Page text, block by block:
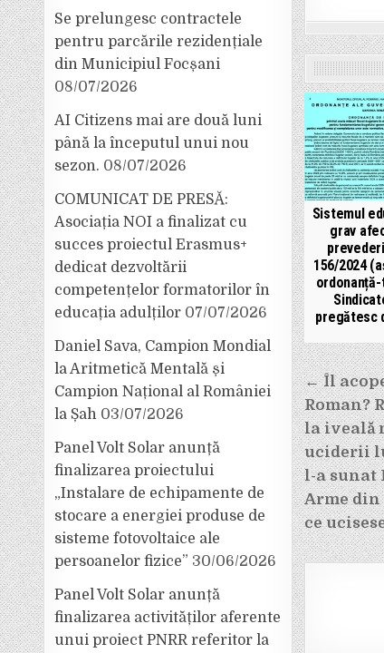
Sistemul
grav
156/2024
pregătesc
în
← Îl
Roman?
la iveală
uciderii
l-a sunat
Arme din
ce
Se prelungesc contractele
pentru parcările rezidențiale
din Municipiul Focșani
08/07/2026
AI Citizens mai are două luni
până la începutul unui nou
sezon. 08/07/2026
COMUNICAT DE PRESĂ:
Asociația NOI a finalizat cu
succes proiectul Erasmus+
dedicat dezvoltării
competențelor formatorilor în
educația adulților 07/07/2026
Daniel Sava, Campion Mondial
la Aritmetică Mentală și
Campion Național al României
la Șah 03/07/2026
Panel Volt Solar anunță
finalizarea proiectului
„Instalare de echipamente de
stocare a energiei produse de
sisteme fotovoltaice ale
persoanelor fizice” 30/06/2026
Panel Volt Solar anunță
finalizarea activităților aferente
unui proiect PNRR referitor la